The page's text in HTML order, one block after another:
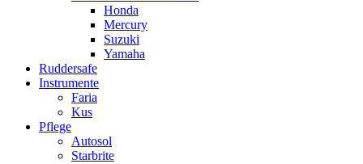
Honda
Mercury
Suzuki
Yamaha
Ruddersafe
Instrumente
Faria
Kus
Pflege
Autosol
Starbrite